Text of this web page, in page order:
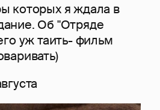
которых я ждала в
Об "Отряде
уж таить- фильм